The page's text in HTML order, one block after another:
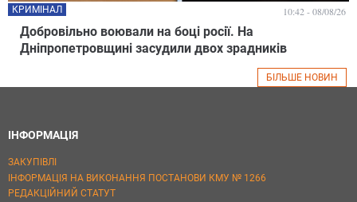
Добровільно воювали на боці росії. На
Дніпропетровщині засудили двох зрадників
КРИМІНАЛ 10:42 - 08/08/26
БІЛЬШЕ НОВИН
ІНФОРМАЦІЯ
ЗАКУПІВЛІ
ІНФОРМАЦІЯ НА ВИКОНАННЯ ПОСТАНОВИ КМУ № 1266
РЕДАКЦІЙНИЙ СТАТУТ